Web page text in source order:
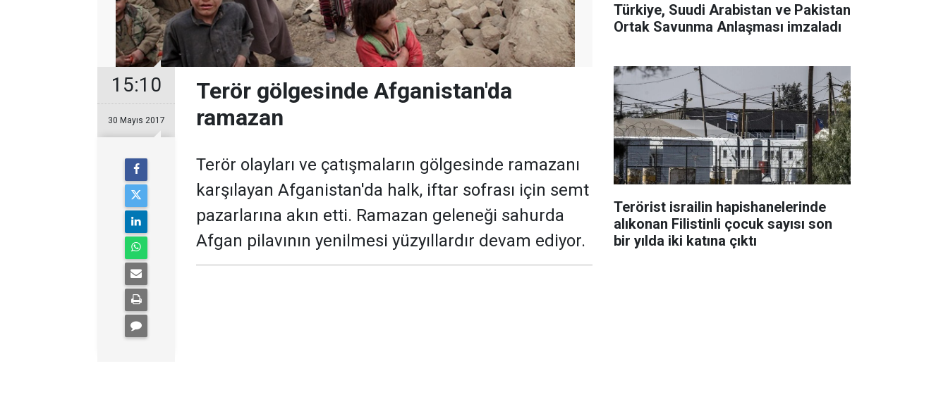
15:10
30 Mayıs 2017
Terör gölgesinde Afganistan'da
ramazan
Terör olayları ve çatışmaların gölgesinde ramazanı
karşılayan Afganistan'da halk, iftar sofrası için semt
pazarlarına akın etti. Ramazan geleneği sahurda
Afgan pilavının yenilmesi yüzyıllardır devam ediyor.
Türkiye, Suudi Arabistan ve Pakistan
Ortak Savunma Anlaşması imzaladı
Terörist israilin hapishanelerinde
alıkonan Filistinli çocuk sayısı son
bir yılda iki katına çıktı